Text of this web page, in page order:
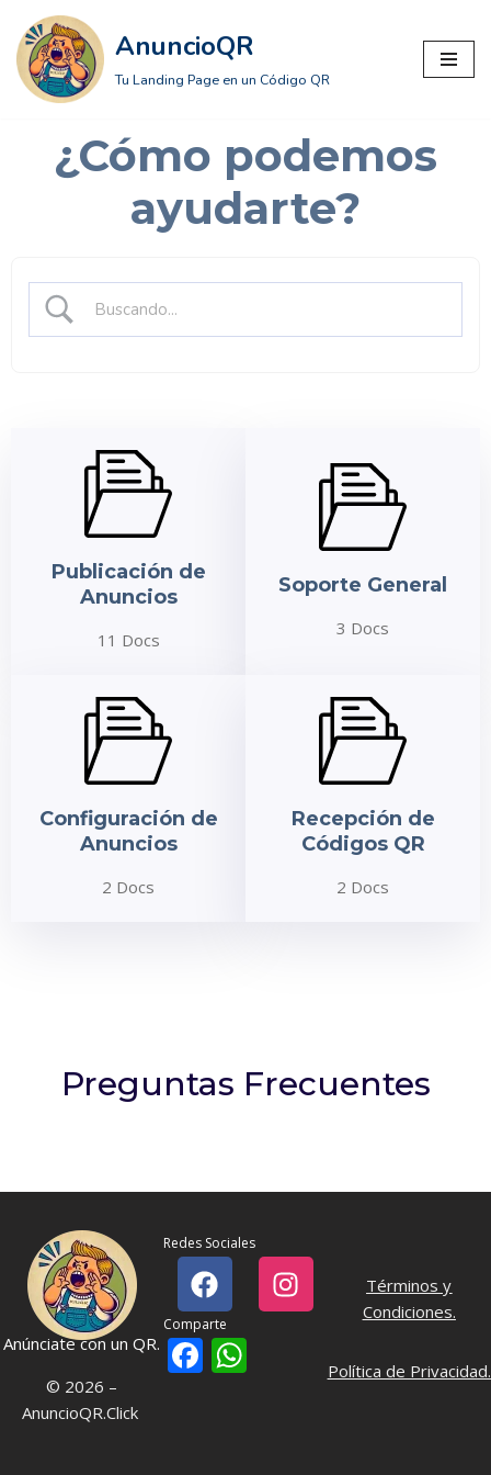
Saltar
al
AnuncioQR
Tu Landing Page en un Código QR
¿Cómo podemos
ayudarte?
Publicación de
Anuncios
11 Docs
Soporte General
3 Docs
Configuración de
Anuncios
2 Docs
Recepción de
Códigos QR
2 Docs
Preguntas Frecuentes
Anúnciate con un QR.
© 2026 –
AnuncioQR.Click
Redes Sociales
Comparte
Facebook
WhatsApp
Términos y
Condiciones.
Política de Privacidad.